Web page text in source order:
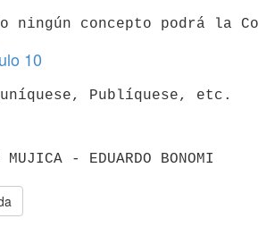
10
MUJICA - EDUARDO BONOMI